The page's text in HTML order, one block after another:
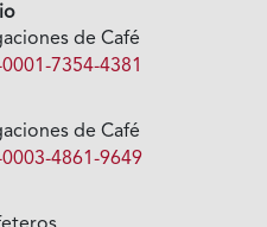
de Café
7354-4381
de Café
4861-9649